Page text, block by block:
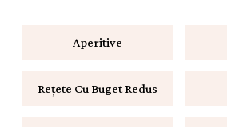
Aperitive
Rețete Cu Buget Redus